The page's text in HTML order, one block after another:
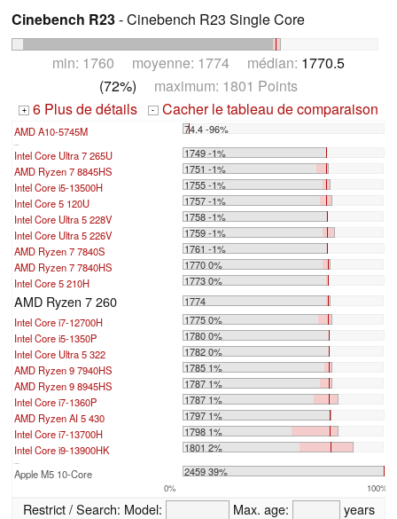
Cinebench R23- Cinebench R23 Single Core
min: 1760 moyenne: 1774 médian: 1770.5
(72%) maximum: 1801 Points
+ 6 Plus de détails - Cacher le tableau de comparaison
AMD A10-5745M 74.4 -96%
Intel Core Ultra 7 265U
1749 -1%
AMD Ryzen 7 8845HS
1751 -1%
Intel Core i5-13500H
1755 -1%
Intel Core 5 120U
1757 -1%
Intel Core Ultra 5 228V
1758 -1%
Intel Core Ultra 5 226V
1759 -1%
AMD Ryzen 7 7840S
1761 -1%
AMD Ryzen 7 7840HS
1770 0%
Intel Core 5 210H
1773 0%
AMD Ryzen 7 260
1774
Intel Core i7-12700H
1775 0%
Intel Core i5-1350P
1780 0%
Intel Core Ultra 5 322
1782 0%
AMD Ryzen 9 7940HS
1785 1%
AMD Ryzen 9 8945HS
1787 1%
Intel Core i7-1360P
1787 1%
AMD Ryzen AI 5 430
1797 1%
Intel Core i7-13700H
1798 1%
Intel Core i9-13900HK
1801 2%
Apple M5 10-Core 2459 39%
0% 100%
Restrict / Search: Model: Max. age:
years